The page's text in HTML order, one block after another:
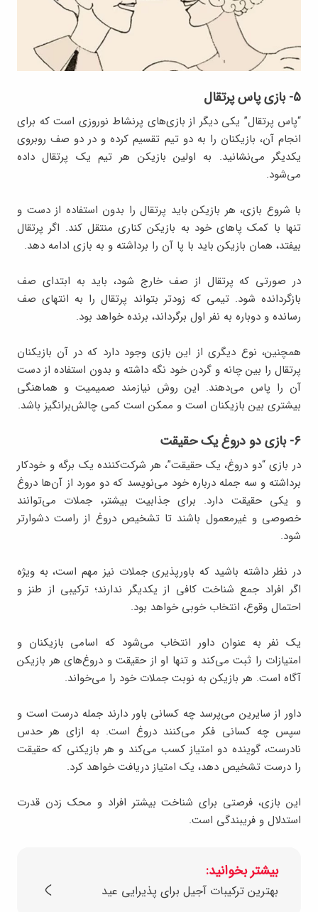
۵- بازی پاس پرتقال
“پاس پرتقال” یکی دیگر از بازی‌های پرنشاط نوروزی است که برای
انجام آن، بازیکنان را به دو تیم تقسیم کرده و در دو صف روبروی
یکدیگر می‌نشانید. به اولین بازیکن هر تیم یک پرتقال داده
می‌شود.
با شروع بازی، هر بازیکن باید پرتقال را بدون استفاده از دست و
تنها با کمک پاهای خود به بازیکن کناری منتقل کند. اگر پرتقال
بیفتد، همان بازیکن باید با پا آن را برداشته و به بازی ادامه دهد.
در صورتی که پرتقال از صف خارج شود، باید به ابتدای صف
بازگردانده شود. تیمی که زودتر بتواند پرتقال را به انتهای صف
رسانده و دوباره به نفر اول برگرداند، برنده خواهد بود.
همچنین، نوع دیگری از این بازی وجود دارد که در آن بازیکنان
پرتقال را بین چانه و گردن خود نگه داشته و بدون استفاده از دست
آن را پاس می‌دهند. این روش نیازمند صمیمیت و هماهنگی
بیشتری بین بازیکنان است و ممکن است کمی چالش‌برانگیز باشد.
۶- بازی دو دروغ یک حقیقت
در بازی “دو دروغ، یک حقیقت”، هر شرکت‌کننده یک برگه و خودکار
برداشته و سه جمله درباره خود می‌نویسد که دو مورد از آن‌ها دروغ
و یکی حقیقت دارد. برای جذابیت بیشتر، جملات می‌توانند
خصوصی و غیرمعمول باشند تا تشخیص دروغ از راست دشوارتر
شود.
در نظر داشته باشید که باورپذیری جملات نیز مهم است، به‌ ویژه
اگر افراد جمع شناخت کافی از یکدیگر ندارند؛ ترکیبی از طنز و
احتمال وقوع، انتخاب خوبی خواهد بود.
یک نفر به عنوان داور انتخاب می‌شود که اسامی بازیکنان و
امتیازات را ثبت می‌کند و تنها او از حقیقت و دروغ‌های هر بازیکن
آگاه است. هر بازیکن به نوبت جملات خود را می‌خواند.
داور از سایرین می‌پرسد چه کسانی باور دارند جمله درست است و
سپس چه کسانی فکر می‌کنند دروغ است. به ازای هر حدس
نادرست، گوینده دو امتیاز کسب می‌کند و هر بازیکنی که حقیقت
را درست تشخیص دهد، یک امتیاز دریافت خواهد کرد.
این بازی، فرصتی برای شناخت بیشتر افراد و محک زدن قدرت
استدلال و فریبندگی است.
بیشتر بخوانید:
بهترین ترکیبات آجیل برای پذیرایی عید